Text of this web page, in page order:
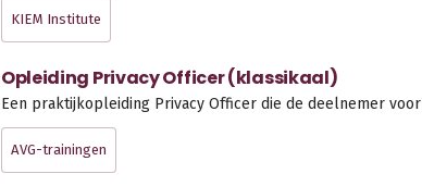
KIEM Institute
Opleiding Privacy Officer (klassikaal)
Een praktijkopleiding Privacy Officer die de deelnemer
AVG-trainingen